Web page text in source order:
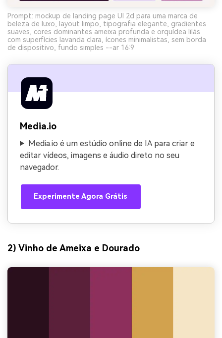
Prompt: mockup de landing page UI 2d para uma marca de
beleza de luxo, layout limpo, tipografia elegante, gradientes
suaves, cores dominantes ameixa profunda e orquídea lilás
com superfícies lavanda clara, ícones minimalistas, sem borda
de dispositivo, fundo simples --ar 16:9
Media.io
Media.io é um estúdio online de IA para criar e
editar vídeos, imagens e áudio direto no seu
navegador.
Experimente Agora Grátis
2) Vinho de Ameixa e Dourado